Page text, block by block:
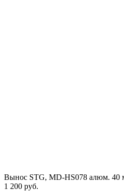
Вынос STG, MD-HS078 алюм. 40
1 200 руб.